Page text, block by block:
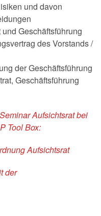
und davon
Geschäftsführung
des Vorstands /
der Geschäftsführung
Geschäftsführung
Aufsichtsrat bei
Tool Box:
Aufsichtsrat
der